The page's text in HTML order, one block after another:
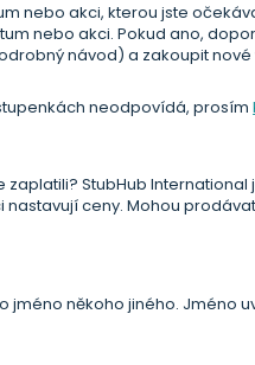
nebo akci, kterou jste
nebo akci. Pokud ano,
návod) a zakoupit
neodpovídá, prosím
StubHub
ceny. Mohou
jméno někoho jiného. Jméno